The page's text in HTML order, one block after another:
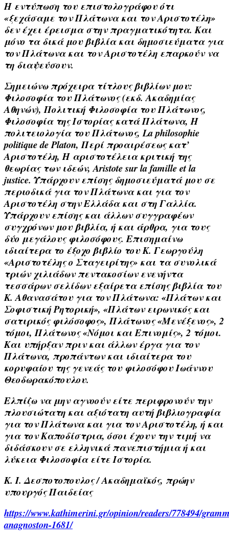
Η εντύπωση του επιστολογράφου ότι
«ξεχάσαμε τον Πλάτωνα και τον Αριστοτέλη»
δεν έχει έρεισμα στην πραγματικότητα. Και
μόνο τα δικά μου βιβλία και δημοσιεύματα για
τον Πλάτωνα και τον Αριστοτέλη επαρκούν να
τη διαψεύσουν.
Σημειώνω πρόχειρα τίτλους βιβλίων μου:
Φιλοσοφία του Πλάτωνος (εκδ. Ακαδημίας
Αθηνών), Πολιτική Φιλοσοφία του Πλάτωνος,
Φιλοσοφία της Ιστορίας κατά Πλάτωνα, Η
πολιτειολογία του Πλάτωνος, La philosophie
politique de Platon, Περί προαιρέσεως κατ’
Αριστοτέλη, Η αριστοτέλεια κριτική της
θεωρίας των ιδεών, Aristote sur la famille et la
justice. Υπάρχουν επίσης δημοσιεύματά μου σε
περιοδικά για τον Πλάτωνα και για τον
Αριστοτέλη στην Ελλάδα και στη Γαλλία.
Υπάρχουν επίσης και άλλων συγγραφέων
συγχρόνων μου βιβλία, ή και άρθρα, για τους
δύο μεγάλους φιλοσόφους. Επισημαίνω
ιδιαίτερα το έξοχο βιβλίο του Κ. Γεωργούλη
«Αριστοτέλης ο Σταγειρίτης» και τα συνολικά
τριών χιλιάδων πεντακοσίων ενενήντα
τεσσάρων σελίδων εξαίρετα επίσης βιβλία του
Κ. Αθανασάτου για τον Πλάτωνα: «Πλάτων και
Σοφιστική Ρητορική», «Πλάτων ειρωνικός και
σατιρικός φιλόσοφος», Πλάτωνος «Μενέξενος», 2
τόμοι, Πλάτωνος «Νόμοι και Επινομίς», 2 τόμοι.
Και υπήρξαν πριν και άλλων έργα για τον
Πλάτωνα, προπάντων και ιδιαίτερα του
κορυφαίου της γενεάς του φιλοσόφου Ιωάννου
Θεοδωρακόπουλου.
Ελπίζω να μην αγνοούν είτε περιφρονούν την
πλουσιώτατη και αξιότατη αυτή βιβλιογραφία
για τον Πλάτωνα και για τον Αριστοτέλη, ή και
για τον Καποδίστρια, όσοι έχουν την τιμή να
διδάσκουν σε ελληνικά πανεπιστήμια ή και
λύκεια Φιλοσοφία είτε Ιστορία.
Κ. Ι. Δεσποτοπουλος / Ακαδημαϊκός, πρώην
υπουργός Παιδείας
https://www.kathimerini.gr/opinion/readers/778494/
anagnoston-1681/